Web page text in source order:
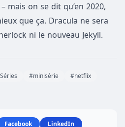
mais on se dit qu’en 2020,
que ça. Dracula ne sera
ni le nouveau Jekyll.
#minisérie
#netflix
Facebook
LinkedIn